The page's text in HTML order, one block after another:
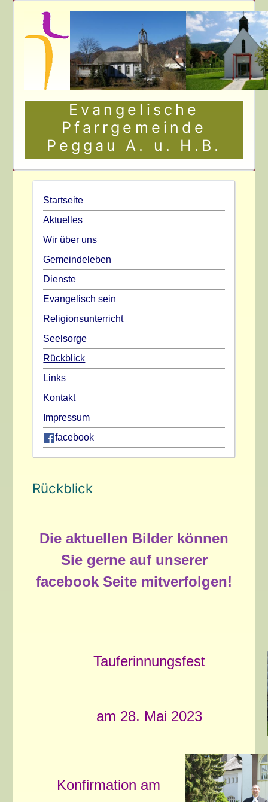
Evangelische
Pfarrgemeinde
Peggau A. u. H.B.
Startseite
Aktuelles
Wir über uns
Gemeindeleben
Dienste
Evangelisch sein
Religionsunterricht
Seelsorge
Rückblick
Links
Kontakt
Impressum
facebook
Rückblick
Die aktuellen Bilder können
Sie gerne auf unserer
facebook Seite mitverfolgen!
Tauferinnungsfest
am 28. Mai 2023
Konfirmation am